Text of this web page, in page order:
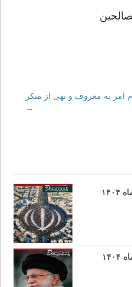
امر به معروف و نهى از منكر
→